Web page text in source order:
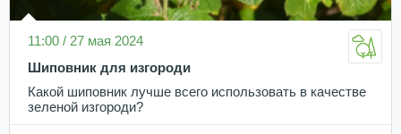
11:00 / 27 мая 2024
Шиповник для изгороди
Какой шиповник лучше всего использовать в качестве
зеленой изгороди?